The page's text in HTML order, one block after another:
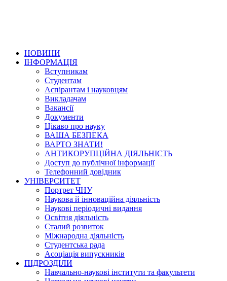
НОВИНИ
ІНФОРМАЦІЯ
Вступникам
Студентам
Аспірантам і науковцям
Викладачам
Вакансії
Документи
Цікаво про науку
ВАША БЕЗПЕКА
ВАРТО ЗНАТИ!
АНТИКОРУПЦІЙНА ДІЯЛЬНІСТЬ
Доступ до публічної інформації
Телефонний довідник
УНІВЕРСИТЕТ
Портрет ЧНУ
Наукова й інноваційна діяльність
Наукові періодичні видання
Освітня діяльність
Сталий розвиток
Міжнародна діяльність
Студентська рада
Асоціація випускників
ПІДРОЗДІЛИ
Навчально-наукові інститути та факультети